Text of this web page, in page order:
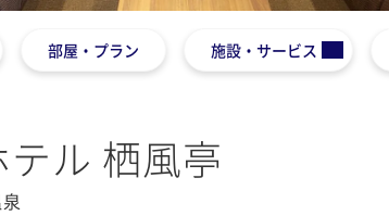
部屋・プラン 施設・サービス
ル 栖風亭